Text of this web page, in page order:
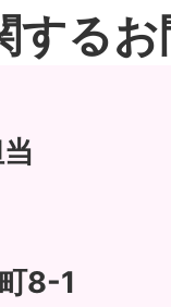
する
8-1